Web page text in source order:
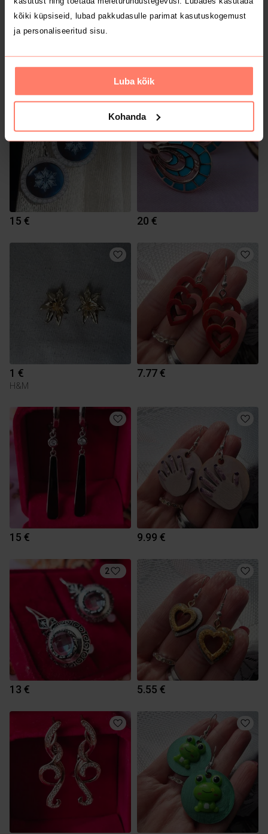
kõiki küpsiseid, lubad pakkudasulle parimat kasutuskogemust
ja personaliseeritud sisu.
Luba kõik
Kohanda
9.99 € 12 €
1
15 € 20 €
1 €
H&M
7.77 €
15 € 9.99 €
2
13 € 5.55 €